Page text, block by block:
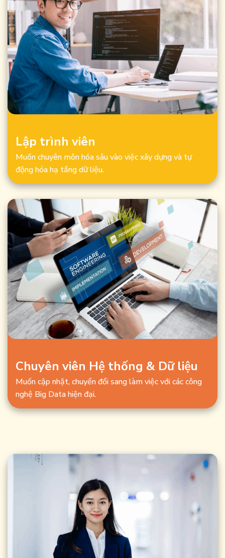
Lập trình viên
Muốn chuyên môn hóa sâu vào việc xây dựng và tự
động hóa hạ tầng dữ liệu.
Chuyên viên Hệ thống & Dữ liệu
Muốn cập nhật, chuyển đổi sang làm việc với các công
nghệ Big Data hiện đại.